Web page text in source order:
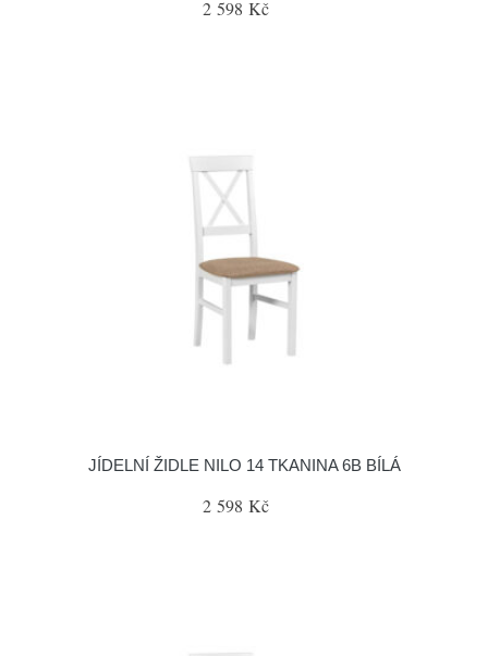
2 598 Kč
JÍDELNÍ ŽIDLE NILO 14 TKANINA 6B BÍLÁ
2 598 Kč